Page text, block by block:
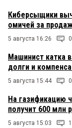
Киберсыщики
омичей за
5 августа 16:26 0
Машинист катка
долги и
5 августа 15:44 0
На газификацию
получит 600 млн
5 августа 15:03 1